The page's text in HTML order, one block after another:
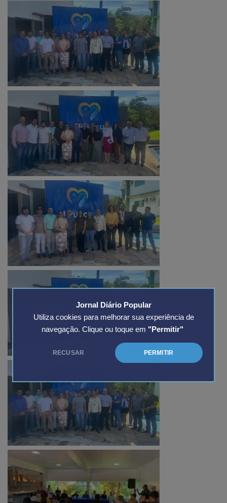
Jornal Diário Popular
Utiliza cookies para melhorar sua experiência de
navegação. Clique ou toque em "Permitir"
RECUSAR PERMITIR